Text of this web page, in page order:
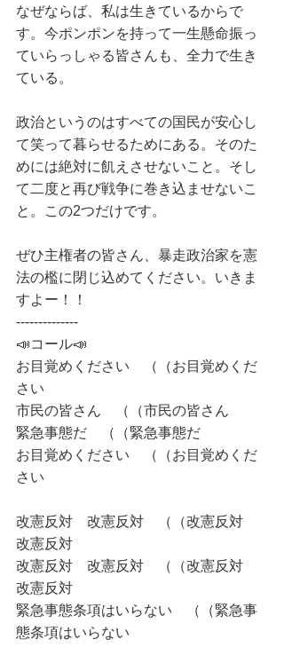
なぜならば、私は生きているからで
す。今ポンポンを持って一生懸命振っ
ていらっしゃる皆さんも、全力で生き
ている。
政治というのはすべての国民が安心し
て笑って暮らせるためにある。そのた
めには絶対に飢えさせないこと。そし
て二度と再び戦争に巻き込ませないこ
と。この2つだけです。
ぜひ主権者の皆さん、暴走政治家を憲
法の檻に閉じ込めてください。いきま
すよー！！
--------------
📣コール📣
お目覚めください　（（お目覚めくだ
さい
市民の皆さん　（（市民の皆さん
緊急事態だ　（（緊急事態だ
お目覚めください　（（お目覚めくだ
さい
改憲反対　改憲反対　（（改憲反対
改憲反対
改憲反対　改憲反対　（（改憲反対
改憲反対
緊急事態条項はいらない　（（緊急事
態条項はいらない